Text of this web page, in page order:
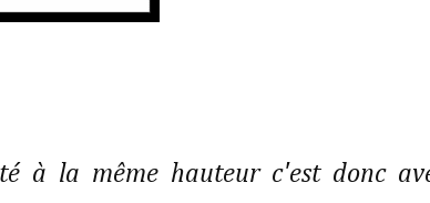
à la même hauteur c'est donc